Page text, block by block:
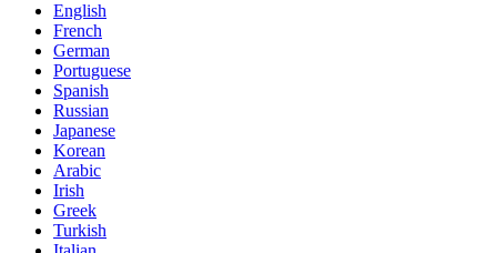
English
French
German
Portuguese
Spanish
Russian
Japanese
Korean
Arabic
Irish
Greek
Turkish